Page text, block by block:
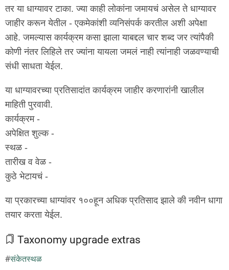
तर या धाग्यावर टाका. ज्या काही लोकांना जमायचं असेल ते धाग्यावर
जाहीर करून येतील - एकमेकांशी व्यनिसंपर्क करतील अशी अपेक्षा
आहे. जमल्यास कार्यक्रम कसा झाला याबद्दल चार शब्द जर त्यांपैकी
कोणी नंतर लिहिले तर ज्यांना यायला जमलं नाही त्यांनाही जळवण्याची
संधी साधता येईल.
या धाग्यावरच्या प्रतिसादांत कार्यक्रम जाहीर करणारांनी खालील
माहिती पुरवावी.
कार्यक्रम -
अपेक्षित शुल्क -
स्थळ -
तारीख व वेळ -
कुठे भेटायचं -
या प्रकारच्या धाग्यांवर १००हून अधिक प्रतिसाद झाले की नवीन धागा
तयार करता येईल.
Taxonomy upgrade extras
संकेतस्थळ